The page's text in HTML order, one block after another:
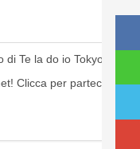
Te la do io Tokyo?
Clicca per partecipare al